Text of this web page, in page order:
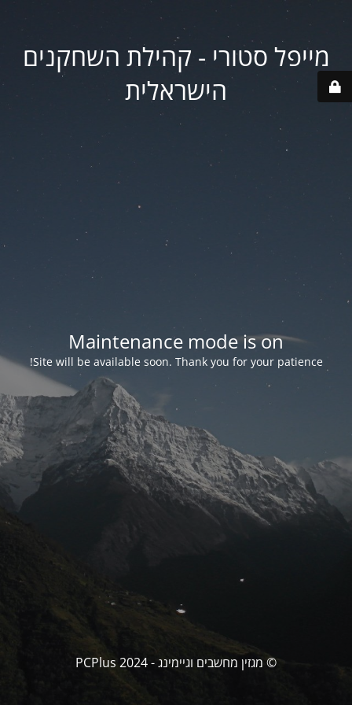
מייפל סטורי - קהילת השחקנים
הישראלית
Maintenance mode is on
Site will be available soon. Thank you for your patience!
© מגזין מחשבים וגיימינג - PCPlus 2024